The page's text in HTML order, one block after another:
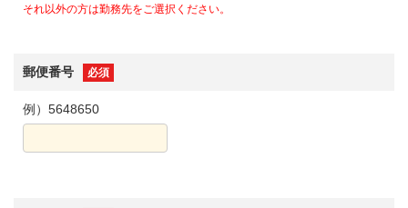
それ以外の方は勤務先をご選択ください。
郵便番号 必須
例）5648650